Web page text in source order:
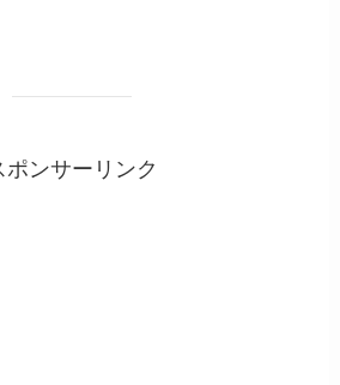
ポンサーリンク